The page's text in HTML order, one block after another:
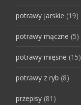
potrawy jarskie (19)
potrawy mączne (5)
potrawy mięsne (15)
potrawy z ryb (8)
przepisy (81)